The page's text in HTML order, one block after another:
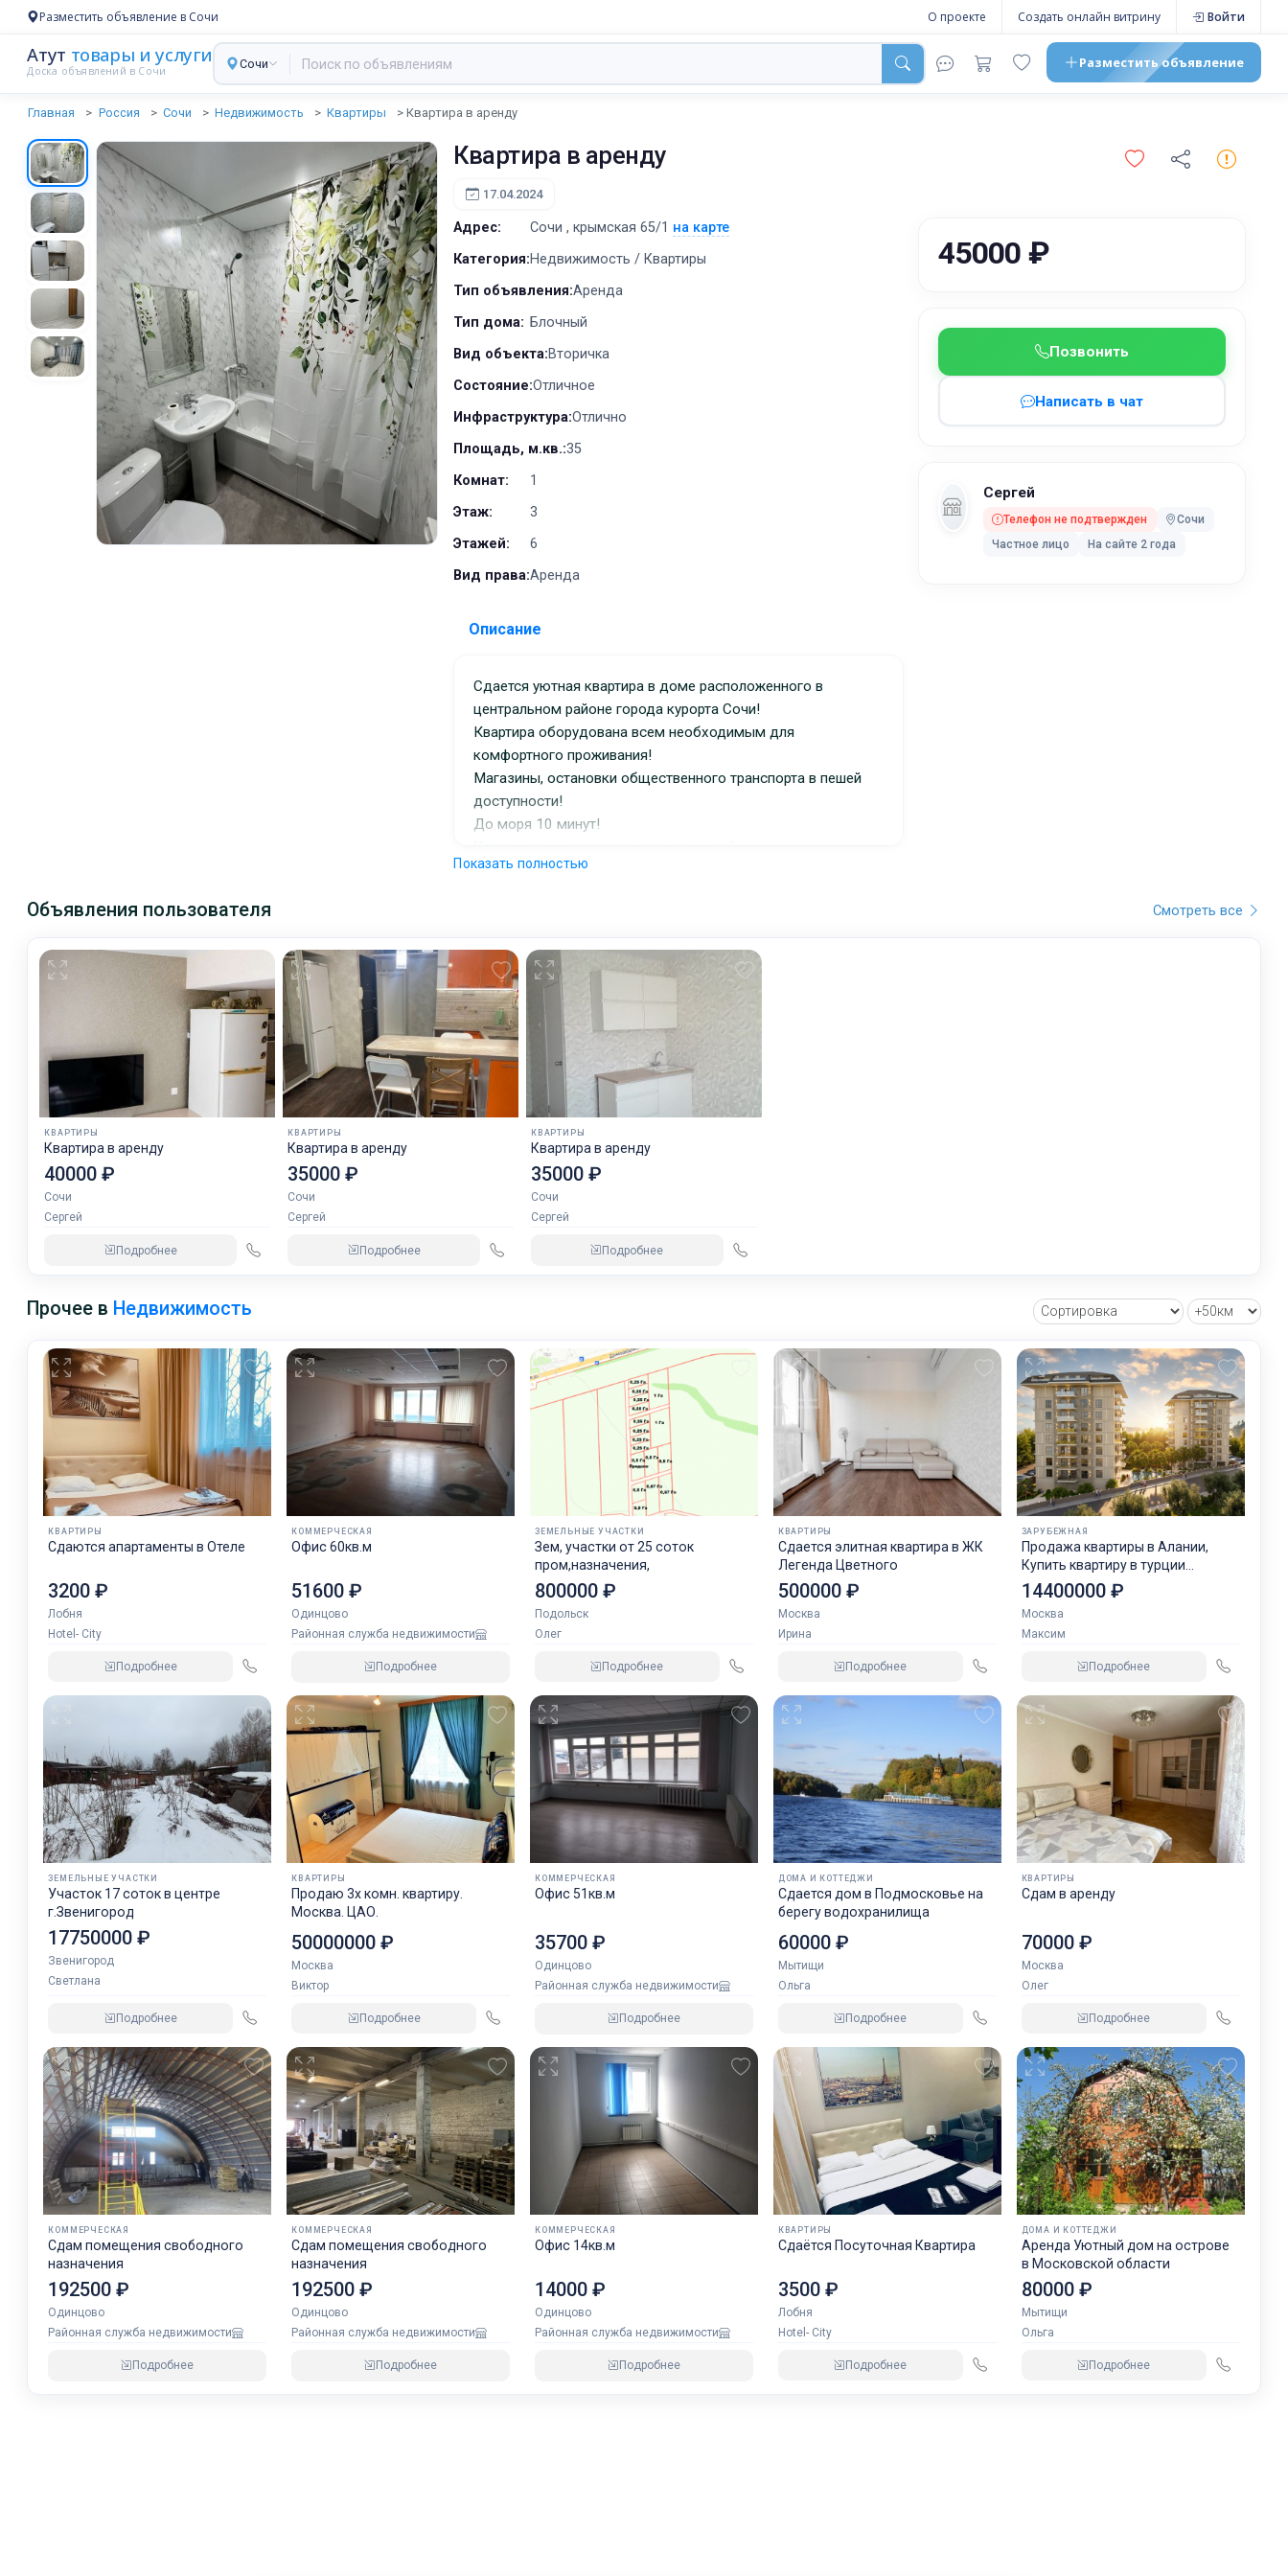
Разместить объявление в Сочи О проекте Создать онлайн витрину Войти
Атут товары и услуги
Доска объявлений в Сочи
Сочи Разместитьобъявление
Главная Россия Сочи Недвижимость Квартиры Квартира в аренду
Квартира в аренду
17.04.2024
45000 ₽
Позвонить
Написать в чат
Сергей
Телефон не подтвержден
Сочи
Частное лицо
На сайте 2 года
Адрес: Сочи , крымская 65/1 на карте
Категория:Недвижимость / Квартиры
Тип объявления:Аренда
Тип дома: Блочный
Вид объекта:Вторичка
Состояние:Отличное
Инфраструктура:Отлично
Площадь, м.кв.:35
Комнат:
1
Этаж:
3
Этажей:
6
Вид права:Аренда
Описание
Сдается уютная квартира в доме расположенного в
центральном районе города курорта Сочи!
Квартира оборудована всем необходимым для
комфортного проживания!
Магазины, остановки общественного транспорта в пешей
доступности!
До моря 10 минут!
Хорошие соседи! Есть парковка!
Показать полностью
Объявления пользователя Смотреть все
КВАРТИРЫ
Квартира в аренду
40000 ₽
Сочи
Сергей
Подробнее
КВАРТИРЫ
Квартира в аренду
35000 ₽
Сочи
Сергей
Подробнее
КВАРТИРЫ
Квартира в аренду
35000 ₽
Сочи
Сергей
Подробнее
Прочее в Недвижимость
КВАРТИРЫ
Сдаются апартаменты в Отеле
3200 ₽
Лобня
Hotel- City
Подробнее
КОММЕРЧЕСКАЯ
Офис 60кв.м
51600 ₽
Одинцово
Районная служба недвижимости
Подробнее
ЗЕМЕЛЬНЫЕ УЧАСТКИ
Зем, участки от 25 соток
пром,назначения,
800000 ₽
Подольск
Олег
Подробнее
КВАРТИРЫ
Сдается элитная квартира в ЖК
Легенда Цветного
500000 ₽
Москва
Ирина
Подробнее
ЗАРУБЕЖНАЯ
Продажа квартиры в Алании,
Купить квартиру в турции
недорого
14400000 ₽
Москва
Максим
Подробнее
ЗЕМЕЛЬНЫЕ УЧАСТКИ
Участок 17 соток в центре
г.Звенигород
17750000 ₽
Звенигород
Светлана
Подробнее
КВАРТИРЫ
Продаю 3х комн. квартиру.
Москва. ЦАО.
50000000 ₽
Москва
Виктор
Подробнее
КОММЕРЧЕСКАЯ
Офис 51кв.м
35700 ₽
Одинцово
Районная служба недвижимости
Подробнее
ДОМА И КОТТЕДЖИ
Сдается дом в Подмосковье на
берегу водохранилища
60000 ₽
Мытищи
Ольга
Подробнее
КВАРТИРЫ
Сдам в аренду
70000 ₽
Москва
Олег
Подробнее
КОММЕРЧЕСКАЯ
Сдам помещения свободного
назначения
192500 ₽
Одинцово
Районная служба недвижимости
Подробнее
КОММЕРЧЕСКАЯ
Сдам помещения свободного
назначения
192500 ₽
Одинцово
Районная служба недвижимости
Подробнее
КОММЕРЧЕСКАЯ
Офис 14кв.м
14000 ₽
Одинцово
Районная служба недвижимости
Подробнее
КВАРТИРЫ
Сдаётся Посуточная Квартира
3500 ₽
Лобня
Hotel- City
Подробнее
ДОМА И КОТТЕДЖИ
Аренда Уютный дом на острове
в Московской области
80000 ₽
Мытищи
Ольга
Подробнее